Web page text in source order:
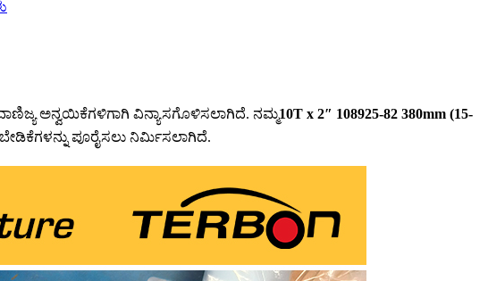
ಅನ್ವಯಿಕೆಗಳಿಗಾಗಿ ವಿನ್ಯಾಸಗೊಳಿಸಲಾಗಿದೆ. ನಮ್ಮ10T x 2″ 108925-82 380mm (15-
ಪೂರೈಸಲು ನಿರ್ಮಿಸಲಾಗಿದೆ.